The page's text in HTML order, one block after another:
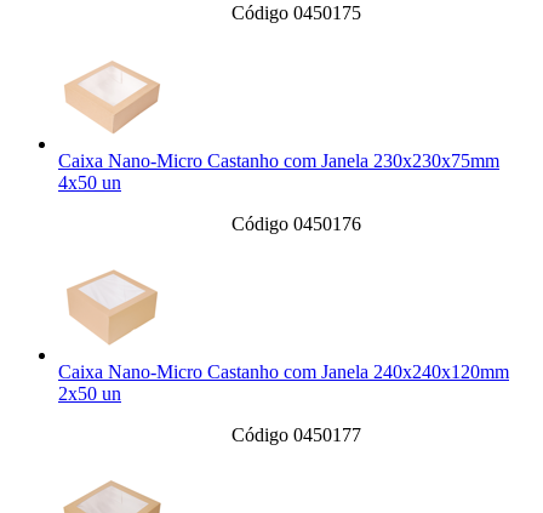
Código 0450175
Caixa Nano-Micro Castanho com Janela 230x230x75mm
4x50 un
Código 0450176
Caixa Nano-Micro Castanho com Janela 240x240x120mm
2x50 un
Código 0450177